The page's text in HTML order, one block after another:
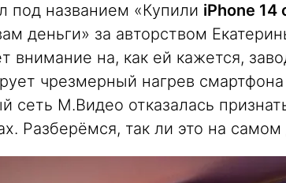
под названием «Купили iPhone 14
деньги» за авторством
внимание на, как ей кажется,
чрезмерный нагрев
сеть М.Видео отказалась
Разберёмся, так ли это на самом